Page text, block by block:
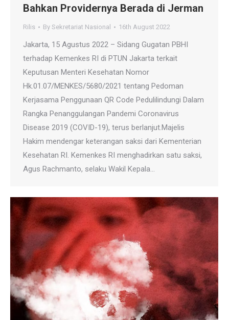
Bahkan Providernya Berada di Jerman
Rilis By Sekretariat Nasional 16th August 2022
Jakarta, 15 Agustus 2022 – Sidang Gugatan PBHI
terhadap Kemenkes RI di PTUN Jakarta terkait
Keputusan Menteri Kesehatan Nomor
Hk.01.07/MENKES/5680/2021 tentang Pedoman
Kerjasama Penggunaan QR Code Pedulilindungi Dalam
Rangka Penanggulangan Pandemi Coronavirus
Disease 2019 (COVID-19), terus berlanjut.Majelis
Hakim mendengar keterangan saksi dari Kementerian
Kesehatan RI. Kemenkes RI menghadirkan satu saksi,
Agus Rachmanto, selaku Wakil Kepala…